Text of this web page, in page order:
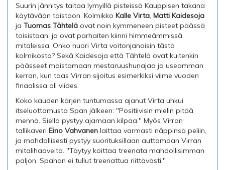
Suurin jännitys taitaa lymyillä pisteissä Kauppisen takana
käytävään taistoon. Kolmikko Kalle Virta Matti Kaidesoja
ja Tuomas Tähtelä ovat noin kymmeneen pisteet päässä
toisistaan, ja ovat parhaiten kiinni himmeämmissä
mitaleissa. Onko nuori Virta voitonjanoisin tästä
kolmikosta? Sekä Kaidesoja että Tähtelä ovat kuitenkin
päässeet maistamaan mestaruushunajaa jo useamman
kerran, kun taas Virran sijoitus esimerkiksi viime vuoden
finaalissa oli viides.
Koko kauden kärjen tuntumassa ajanut Virta uhkui
itseluottamusta Span jälkeen: "Positiivisin mielin pitää
mennä. Siellä pystyy ajamaan kilpaa." Myös Virran
tallikaveri Eino Vahvanen laittaa varmasti näppinsä peliin,
ja mahdollisesti pystyy suorituksillaan auttamaan Virran
mitalihaaveita. "Täytyy koittaa treenata mahdollisimman
paljon. Spahan ei tullut treenattua riittävästi."